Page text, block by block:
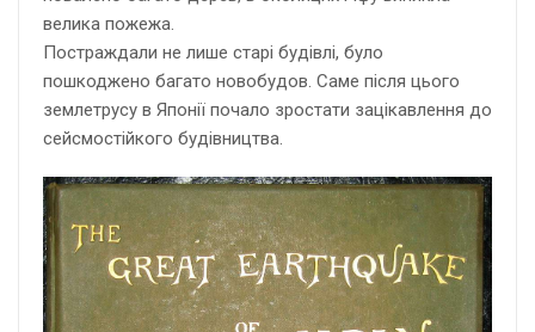
велика пожежа.
Постраждали не лише старі будівлі, було
пошкоджено багато новобудов. Саме після цього
землетрусу в Японії почало зростати зацікавлення до
сейсмостійкого будівництва.